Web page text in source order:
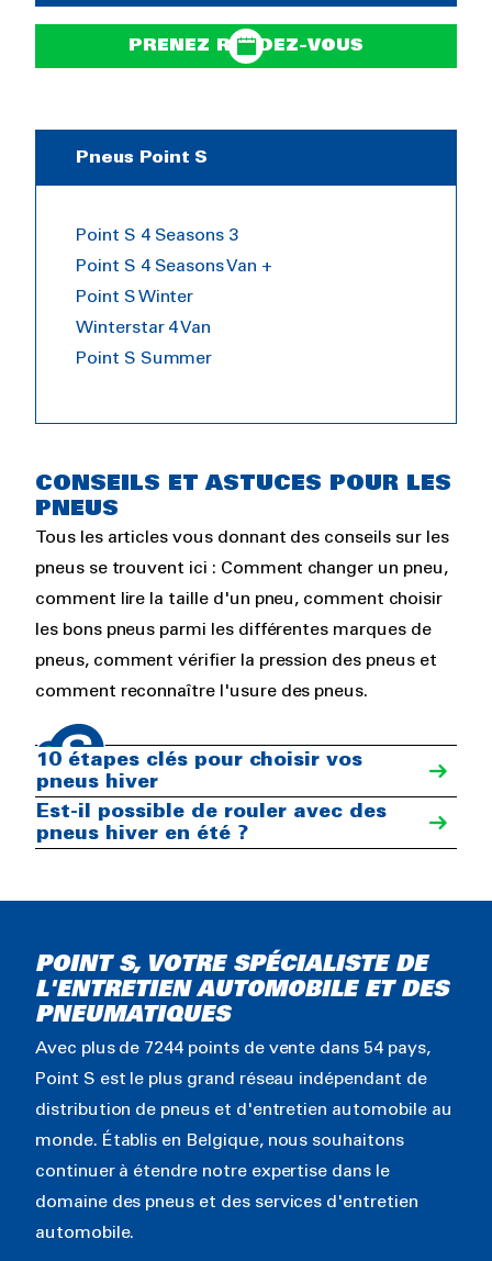
PRENEZ RENDEZ-VOUS
Pneus Point S
Point S 4 Seasons 3
Point S 4 Seasons Van +
Point S Winter
Winterstar 4 Van
Point S Summer
CONSEILS ET ASTUCES POUR LES
PNEUS
Tous les articles vous donnant des conseils sur les
pneus se trouvent ici : Comment changer un pneu,
comment lire la taille d'un pneu, comment choisir
les bons pneus parmi les différentes marques de
pneus, comment vérifier la pression des pneus et
comment reconnaître l'usure des pneus.
4 bonnes raisons d'acheter
10 étapes clés pour choisir vos
pneus hiver
Est-il possible de rouler avec des
pneus hiver en été ?
POINT S, VOTRE SPÉCIALISTE DE
L'ENTRETIEN AUTOMOBILE ET DES
PNEUMATIQUES
Avec plus de 7244 points de vente dans 54 pays,
Point S est le plus grand réseau indépendant de
distribution de pneus et d'entretien automobile au
monde. Établis en Belgique, nous souhaitons
continuer à étendre notre expertise dans le
domaine des pneus et des services d'entretien
automobile.